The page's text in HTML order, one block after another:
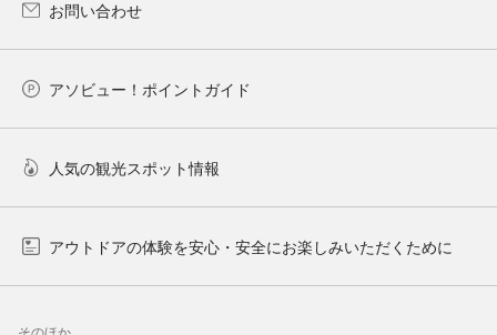
お問い合わせ
アソビュー！ポイントガイド
人気の観光スポット情報
アウトドアの体験を安心・安全にお楽しみいただくために